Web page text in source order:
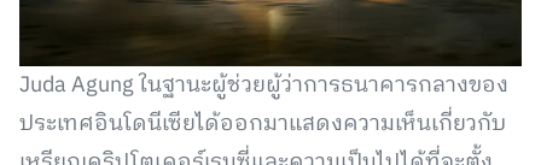
Juda Agung ในฐานะผู้ช่วยผู้ว่าการธนาคารกลางของ
ประเทศอินโดนีเซียได้ออกมาแสดงความเห็นเกี่ยวกับ